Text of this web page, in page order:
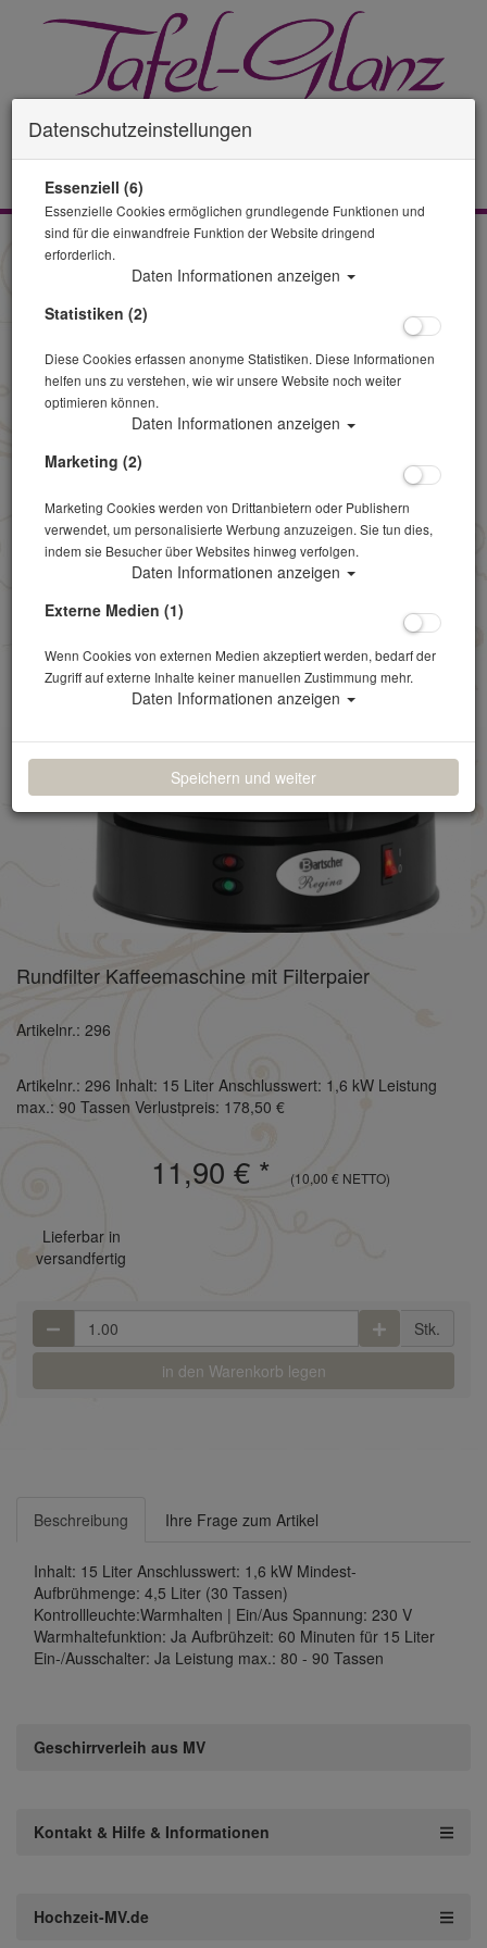
Zurück
Alle Artikel zeigen aus: Kaffee
Rundfilter Kaffeemaschine mit Filterpaier
Artikelnr.: 296
Artikelnr.: 296 Inhalt: 15 Liter Anschlusswert: 1,6 kW Leistung
max.: 90 Tassen Verlustpreis: 178,50 €
11,90 € * (10,00 € NETTO)
Lieferbar in
versandfertig
Stk.
in den Warenkorb legen
Beschreibung Ihre Frage zum Artikel
Inhalt: 15 Liter Anschlusswert: 1,6 kW Mindest-
Aufbrühmenge: 4,5 Liter (30 Tassen)
Kontrollleuchte:Warmhalten | Ein/Aus Spannung: 230 V
Warmhaltefunktion: Ja Aufbrühzeit: 60 Minuten für 15 Liter
Ein-/Ausschalter: Ja Leistung max.: 80 - 90 Tassen
Geschirrverleih aus MV
Kontakt & Hilfe & Informationen
Hochzeit-MV.de
Datenschutzeinstellungen
Essenziell (6)
Essenzielle Cookies ermöglichen grundlegende Funktionen und
sind für die einwandfreie Funktion der Website dringend
erforderlich.
Daten Informationen anzeigen
Statistiken (2)
Diese Cookies erfassen anonyme Statistiken. Diese Informationen
helfen uns zu verstehen, wie wir unsere Website noch weiter
optimieren können.
Daten Informationen anzeigen
Marketing (2)
Marketing Cookies werden von Drittanbietern oder Publishern
verwendet, um personalisierte Werbung anzuzeigen. Sie tun dies,
indem sie Besucher über Websites hinweg verfolgen.
Daten Informationen anzeigen
Externe Medien (1)
Wenn Cookies von externen Medien akzeptiert werden, bedarf der
Zugriff auf externe Inhalte keiner manuellen Zustimmung mehr.
Daten Informationen anzeigen
Speichern und weiter